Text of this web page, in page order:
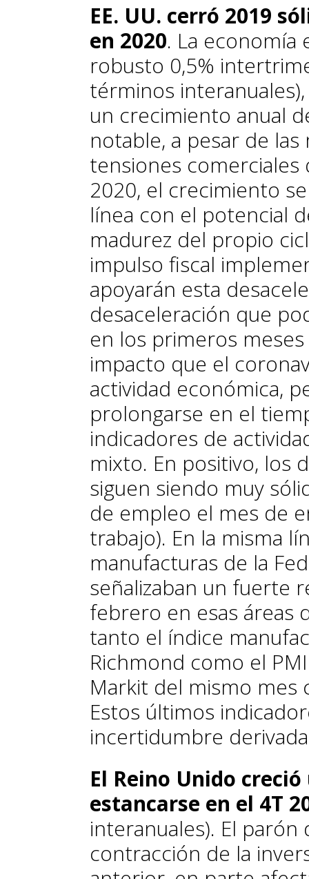
EE. UU. cerró 2019
en 2020. La economía
robusto 0,5%
términos
un crecimiento anual
notable, a pesar de
tensiones comerciales
2020, el crecimiento
línea con el potencial
madurez del propio
impulso fiscal
apoyarán esta
desaceleración que
en los primeros
impacto que el
actividad económica,
prolongarse en el
indicadores de
mixto. En positivo, los
siguen siendo muy
de empleo el mes de
trabajo). En la misma
manufacturas de la
señalizaban un fuerte
febrero en esas áreas
tanto el índice
Richmond como el
Markit del mismo mes
Estos últimos
incertidumbre
El Reino Unido
estancarse en el 4T
interanuales). El
contracción de la